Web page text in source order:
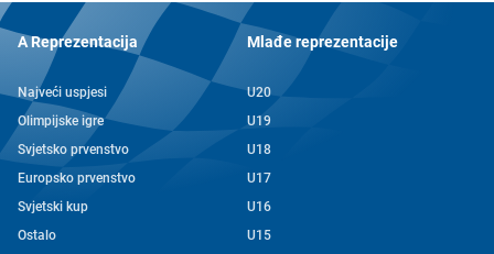
A Reprezentacija
Najveći uspjesi
Olimpijske igre
Svjetsko prvenstvo
Europsko prvenstvo
Svjetski kup
Ostalo
Mlađe reprezentacije
U20
U19
U18
U17
U16
U15